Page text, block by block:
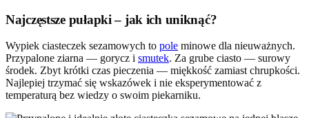
Najczęstsze pułapki – jak ich uniknąć?
Wypiek ciasteczek sezamowych to pole minowe dla nieuważnych.
Przypalone ziarna — gorycz i smutek. Za grube ciasto — surowy
środek. Zbyt krótki czas pieczenia — miękkość zamiast chrupkości.
Najlepiej trzymać się wskazówek i nie eksperymentować z
temperaturą bez wiedzy o swoim piekarniku.